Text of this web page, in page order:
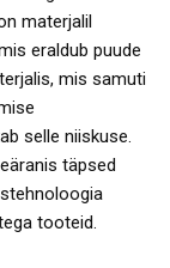
materjalil
eraldub puude
mis samuti
selle niiskuse.
täpsed
tooteid.